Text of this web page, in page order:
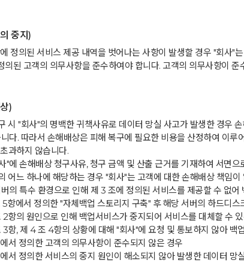
중지)
정의된 서비스 제공 내역을 벗어나는 사항이 발생할 경우 "회사"
된 고객의 의무사항을 준수하여야 합니다. 고객의 의무사항이
)
시 "회사"의 명백한 귀책사유로 데이터 망실 사고가 발생한 경우
다. 따라서 손해배상은 피해 복구에 필요한 비용을 산정하여 이
과하지 않습니다.
에 손해배상 청구사유, 청구 금액 및 산출 근거를 기재하여 서면으
어느 하나에 해당하는 경우 "회사"는 고객에 대한 손해배상 책임이
의 특수 환경으로 인해 제 3 조에 정의된 서비스를 제공할 수 없어
에서 정의한 "자체백업 스토리지 구축" 후 해당 서버의 하드디
의 원인으로 인해 백업서비스가 중지되어 서비스를 대체할 수
, 제 4 조 4항의 상황에 대해 "회사"에 요청 및 통보하지 않아 백
서 정의한 고객의 의무사항이 준수되지 않은 경우
정의한 서비스의 중지 원인이 해소되지 않아 발생한 데이터 망